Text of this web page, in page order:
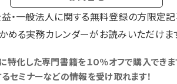
益・一般法人に関する無料登録の方限定
める実務カレンダーがお読みいただけま
特化した専門書籍を１０％オフで購入できま
セミナーなどの情報を受け取れます！